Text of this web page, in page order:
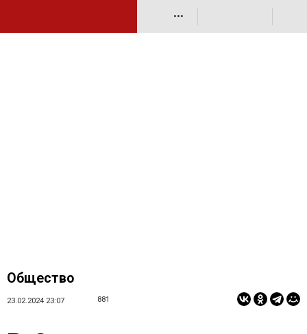
•••
Общество
23.02.2024 23:07 881